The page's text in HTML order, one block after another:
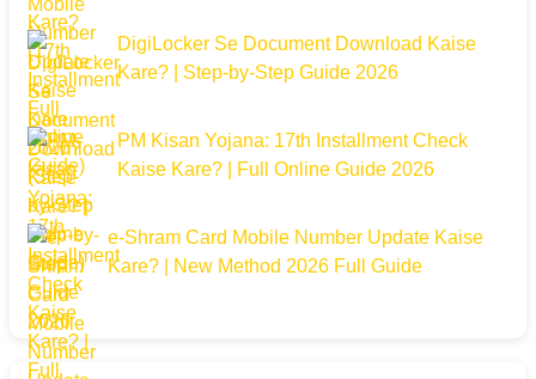
DigiLocker Se Document Download Kaise
Kare? | Step-by-Step Guide 2026
PM Kisan Yojana: 17th Installment Check
Kaise Kare? | Full Online Guide 2026
e-Shram Card Mobile Number Update Kaise
Kare? | New Method 2026 Full Guide